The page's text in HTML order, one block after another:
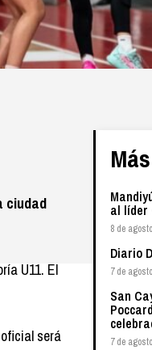
ciudad
U11. El
será
al líder
8 de
Diario
7 de
San
7 de